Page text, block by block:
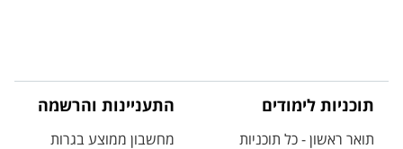
תוכניות לימודים
תואר ראשון - כל תוכניות
התעניינות והרשמה
מחשבון ממוצע בגרות